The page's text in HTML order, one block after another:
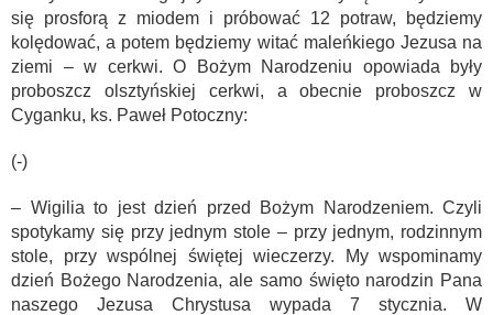
się prosforą z miodem i próbować 12 potraw, będziemy
kolędować, a potem będziemy witać maleńkiego Jezusa na
ziemi – w cerkwi. O Bożym Narodzeniu opowiada były
proboszcz olsztyńskiej cerkwi, a obecnie proboszcz w
Cyganku, ks. Paweł Potoczny:
(-)
– Wigilia to jest dzień przed Bożym Narodzeniem. Czyli
spotykamy się przy jednym stole – przy jednym, rodzinnym
stole, przy wspólnej świętej wieczerzy. My wspominamy
dzień Bożego Narodzenia, ale samo święto narodzin Pana
naszego Jezusa Chrystusa wypada 7 stycznia. W